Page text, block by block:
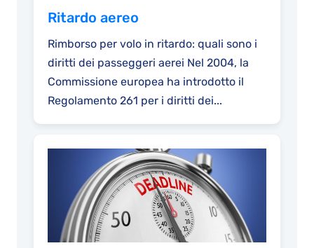
Ritardo aereo
Rimborso per volo in ritardo: quali sono i
diritti dei passeggeri aerei Nel 2004, la
Commissione europea ha introdotto il
Regolamento 261 per i diritti dei...